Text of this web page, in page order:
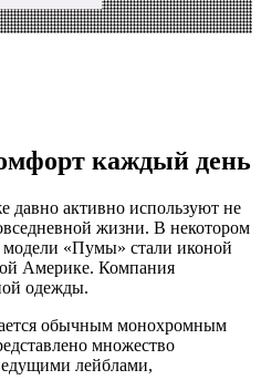
каждый день
давно активно используют не
жизни. В некотором
«Пумы» стали иконой
Америке. Компания
одежды.
обычным монохромным
множество
лейблами,